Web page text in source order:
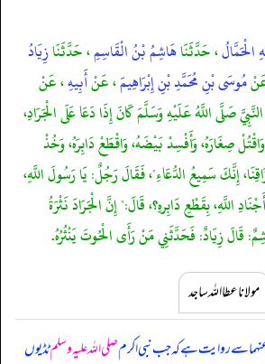
الْحَمَّالُ، حَدَّثَنَاهَاشِمُ بْنُ الْقَاسِمِ، حَدَّثَنَازِيَادُ
مُوسَى بْنِ مُحَمَّدِ بْنِ إِبْرَاهِيمَ، عَنْأَبِيهِ، عَنْ
صَلَّى اللَّهُ عَلَيْهِ وَسَلَّمَ كَانَ إِذَا دَعَا عَلَى الْجَرَادِ،
صِغَارَهُ، وَأَفْسِدْ بَيْضَهُ، وَاقْطَعْ دَابِرَهُ، وَخُذْ
إِنَّكَ سَمِيعُ الدُّعَاءِ"، فَقَالَ رَجُلٌ: يَا رَسُولَ اللَّهِ،
اللَّهِ، بِقَطْعِ دَابِرهِ؟، قَالَ:" إِنَّ الْجَرَادَ نَثْرَةُ
قَالَ زِيَادٌ: فَحَدَّثَنِي مَنْ رَأَى الْحُوتَ يَنْثُرُهُ.
مولانا عطا اللہ ساجد
سے روایت ہے کہجب نبی اکرمصلی اللہ علیہ وسلمٹڈیوں